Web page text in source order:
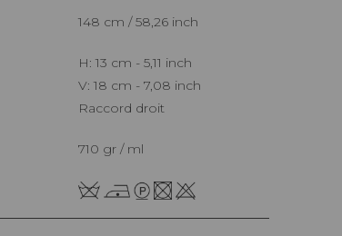
148 cm / 58,26 inch
H: 13 cm - 5,11 inch
V: 18 cm - 7,08 inch
Raccord droit
710 gr / ml